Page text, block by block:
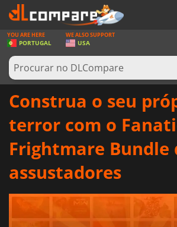
JOGOS
GAME CARDS
SOFTWARE
NOTÍCIAS
YOU ARE HERE
PORTUGAL
WE ALSO SUPPORT
USA
Construa o seu
terror com o
Frightmare Bundle
assustadores